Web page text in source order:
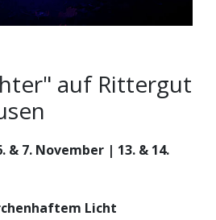
auf Rittergut
& 7. November | 13. & 14.
Licht